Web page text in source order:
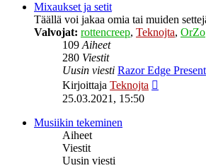
Mixaukset ja setit
Täällä voi jakaa omia tai muiden
Valvojat: rottencreep, Teknojta, OrZo
109Aiheet
280 Viestit
Uusin viesti Razor Edge
Kirjoittaja Teknojta
25.03.2021, 15:50
Musiikin tekeminen
Aiheet
Viestit
Uusin viesti